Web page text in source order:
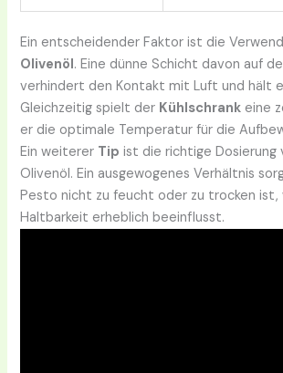
Ein entscheidender Faktor ist die
Olivenöl. Eine dünne Schicht davon auf
verhindert den Kontakt mit Luft und hält
Gleichzeitig spielt der Kühlschrank eine
er die optimale Temperatur für die
Ein weiterer Tip ist die richtige
Olivenöl. Ein ausgewogenes Verhältnis
Pesto nicht zu feucht oder zu trocken ist,
Haltbarkeit erheblich beeinflusst.